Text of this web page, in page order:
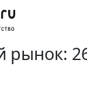
рынок: